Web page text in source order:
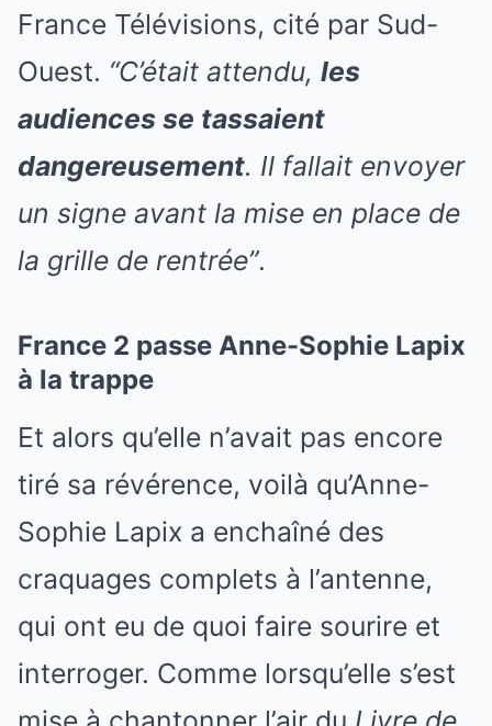
France Télévisions, cité par Sud-
Ouest. “C’était attendu, les
audiences se tassaient
dangereusement. Il fallait envoyer
un signe avant la mise en place de
la grille de rentrée”.
France 2 passe Anne-Sophie Lapix
à la trappe
Et alors qu’elle n’avait pas encore
tiré sa révérence, voilà qu’Anne-
Sophie Lapix a enchaîné des
craquages complets à l’antenne,
qui ont eu de quoi faire sourire et
interroger. Comme lorsqu’elle s’est